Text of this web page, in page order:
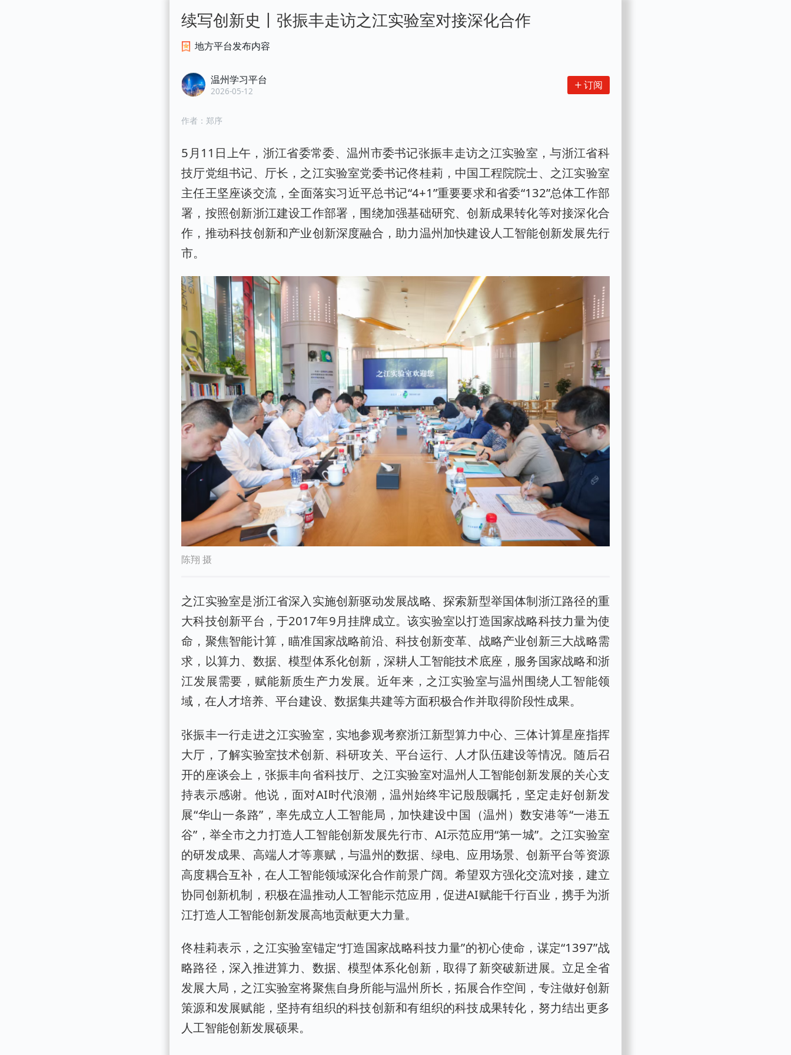
续写创新史丨张振丰走访之江实验室对接深化合作
地方平台发布内容
温州学习平台
2026-05-12 订阅
作者： 郑序
5月11日上午，浙江省委常委、温州市委书记张振丰走访之江实验室，与浙江省科
技厅党组书记、厅长，之江实验室党委书记佟桂莉，中国工程院院士、之江实验室
主任王坚座谈交流，全面落实习近平总书记“4+1”重要要求和省委“132”总体工作部
署，按照创新浙江建设工作部署，围绕加强基础研究、创新成果转化等对接深化合
作，推动科技创新和产业创新深度融合，助力温州加快建设人工智能创新发展先行
市。
陈翔 摄
之江实验室是浙江省深入实施创新驱动发展战略、探索新型举国体制浙江路径的重
大科技创新平台，于2017年9月挂牌成立。该实验室以打造国家战略科技力量为使
命，聚焦智能计算，瞄准国家战略前沿、科技创新变革、战略产业创新三大战略需
求，以算力、数据、模型体系化创新，深耕人工智能技术底座，服务国家战略和浙
江发展需要，赋能新质生产力发展。近年来，之江实验室与温州围绕人工智能领
域，在人才培养、平台建设、数据集共建等方面积极合作并取得阶段性成果。
张振丰一行走进之江实验室，实地参观考察浙江新型算力中心、三体计算星座指挥
大厅，了解实验室技术创新、科研攻关、平台运行、人才队伍建设等情况。随后召
开的座谈会上，张振丰向省科技厅、之江实验室对温州人工智能创新发展的关心支
持表示感谢。他说，面对AI时代浪潮，温州始终牢记殷殷嘱托，坚定走好创新发
展“华山一条路”，率先成立人工智能局，加快建设中国（温州）数安港等“一港五
谷”，举全市之力打造人工智能创新发展先行市、AI示范应用“第一城”。之江实验室
的研发成果、高端人才等禀赋，与温州的数据、绿电、应用场景、创新平台等资源
高度耦合互补，在人工智能领域深化合作前景广阔。希望双方强化交流对接，建立
协同创新机制，积极在温推动人工智能示范应用，促进AI赋能千行百业，携手为浙
江打造人工智能创新发展高地贡献更大力量。
佟桂莉表示，之江实验室锚定“打造国家战略科技力量”的初心使命，谋定“1397”战
略路径，深入推进算力、数据、模型体系化创新，取得了新突破新进展。立足全省
发展大局，之江实验室将聚焦自身所能与温州所长，拓展合作空间，专注做好创新
策源和发展赋能，坚持有组织的科技创新和有组织的科技成果转化，努力结出更多
人工智能创新发展硕果。